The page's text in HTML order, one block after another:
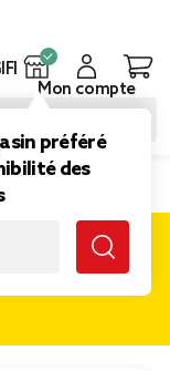
préféré
des
Mon compte